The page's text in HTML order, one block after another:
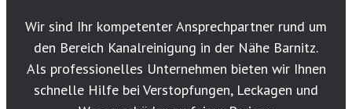
Wir sind Ihr kompetenter Ansprechpartner rund um
den Bereich Kanalreinigung in der Nähe Barnitz.
Als professionelles Unternehmen bieten wir Ihnen
schnelle Hilfe bei Verstopfungen, Leckagen und